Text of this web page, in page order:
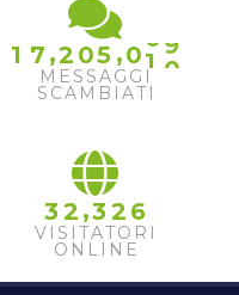
1 7 ,2 05 ,01 0
MESSAGGI
SCAMBIATI
32 ,32 6
VISITATORI
ONLINE